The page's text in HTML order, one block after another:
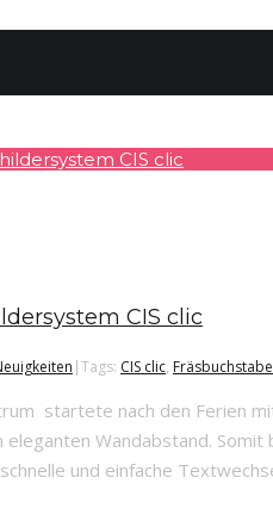
CIS clic
CIS clic
|Tags: CIS clic,
startete nach den Ferien
Wandabstand.
und einfache